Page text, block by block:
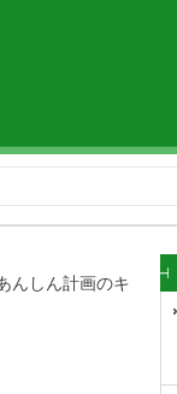
んしん計画のキ